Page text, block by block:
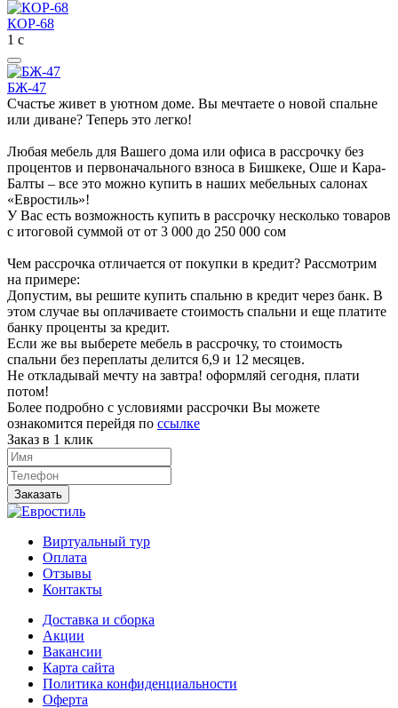
КОР-68
1 с
БЖ-47
Счастье живет в уютном доме. Вы мечтаете о новой спальне
или диване? Теперь это легко!
Любая мебель для Вашего дома или офиса в рассрочку без
процентов и первоначального взноса в Бишкеке, Оше и Кара-
Балты – все это можно купить в наших мебельных салонах
«Евростиль»!
У Вас есть возможность купить в рассрочку несколько товаров
с итоговой суммой от от 3 000 до 250 000 сом
Чем рассрочка отличается от покупки в кредит? Рассмотрим
на примере:
Допустим, вы решите купить спальню в кредит через банк. В
этом случае вы оплачиваете стоимость спальни и еще платите
банку проценты за кредит.
Если же вы выберете мебель в рассрочку, то стоимость
спальни без переплаты делится 6,9 и 12 месяцев.
Не откладывай мечту на завтра! оформляй сегодня, плати
потом!
Более подробно с условиями рассрочки Вы можете
ознакомится перейдя по ссылке
Заказ в 1 клик
Заказать
Виртуальный тур
Оплата
Отзывы
Контакты
Доставка и сборка
Акции
Вакансии
Карта сайта
Политика конфиденциальности
Оферта